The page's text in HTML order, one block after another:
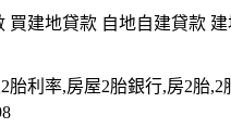
買建地貸款 自地自建貸款
胎利率,房屋2胎銀行,房2胎,2